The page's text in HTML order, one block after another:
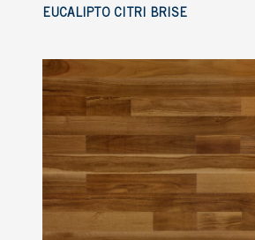
EUCALIPTO CITRI BRISE